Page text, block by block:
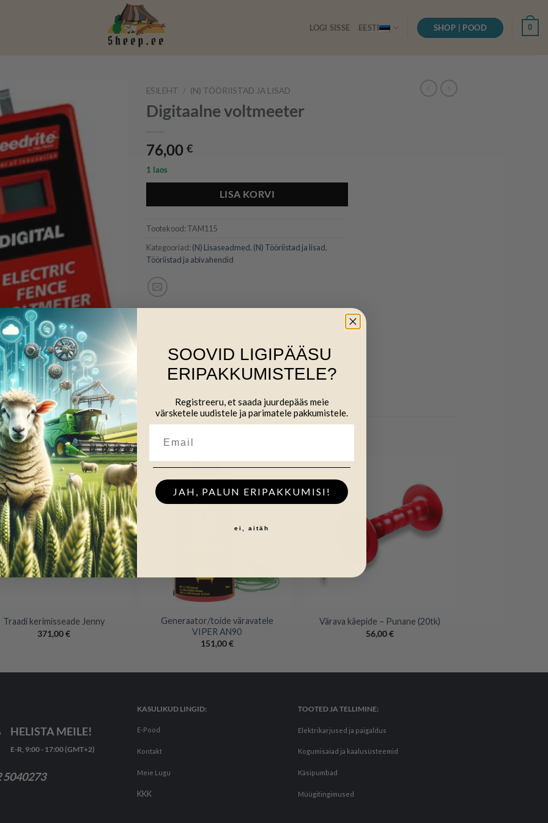
LOGI SISSE EESTI SHOP | POOD 0
ESILEHT / (N) TÖÖRIISTAD JA LISAD
Digitaalne voltmeeter
76,00 €
1 laos
LISA KORVI
Tootekood: TAM115
Kategooriad: (N) Lisaseadmed, (N) Tööriistad ja lisad,
Tööriistad ja abivahendid
Traadi kerimisseade Jenny
371,00€
Generaator/toide väravatele
VIPER AN90
151,00€
Värava käepide – Punane (20tk)
56,00€
HELISTA MEILE!
E-R, 9:00 - 17:00 (GMT+2)
5040273
KASULIKUD LINGID:
E-Pood
Kontakt
Meie Lugu
KKK
TOOTED JA TELLIMINE:
Elektrikarjused ja paigaldus
Kogumisaiad ja kaalusüsteemid
Käsipumbad
Müügitingimused
SOOVID LIGIPÄÄSU
ERIPAKKUMISTELE?
Registreeru, et saada juurdepääs meie
värsketele uudistele ja parimatele pakkumistele.
JAH, PALUN ERIPAKKUMISI!
ei, aitäh